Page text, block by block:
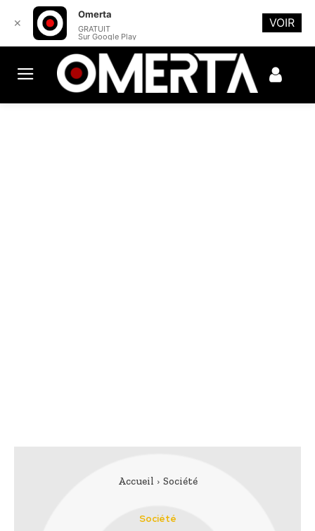
Accueil Société
Société
✕
Omerta
GRATUIT
Sur Google Play
VOIR